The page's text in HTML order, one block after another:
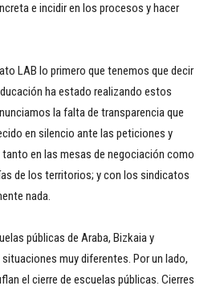
e incidir en los procesos y hacer
LAB lo primero que tenemos que decir
ha estado realizando estos
la falta de transparencia que
en silencio ante las peticiones y
en las mesas de negociación como
de los territorios; y con los sindicatos
nada.
públicas de Araba, Bizkaia y
muy diferentes. Por un lado,
el cierre de escuelas públicas. Cierres